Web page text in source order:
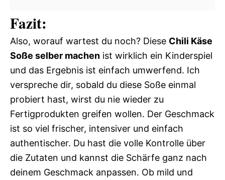
Fazit:
Also, worauf wartest du noch? Diese Chili Käse
Soße selber machen ist wirklich ein Kinderspiel
und das Ergebnis ist einfach umwerfend. Ich
verspreche dir, sobald du diese Soße einmal
probiert hast, wirst du nie wieder zu
Fertigprodukten greifen wollen. Der Geschmack
ist so viel frischer, intensiver und einfach
authentischer. Du hast die volle Kontrolle über
die Zutaten und kannst die Schärfe ganz nach
deinem Geschmack anpassen. Ob mild und